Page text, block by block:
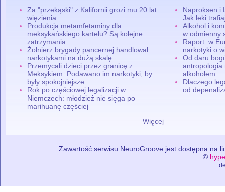
Za "przekąski" z Kalifornii grozi mu 20 lat
więzienia
Produkcja metamfetaminy dla
meksykańskiego kartelu? Są kolejne
zatrzymania
Żołnierz brygady pancernej handlował
narkotykami na dużą skalę
Przemycali dzieci przez granicę z
Meksykiem. Podawano im narkotyki, by
były spokojniejsze
Rok po częściowej legalizacji w
Niemczech: młodzież nie sięga po
marihuanę częściej
Więcej
Naproksen i
Jak leki
Alkohol i
w odmienny
Raport: w
narkotyki o
Od daru
antropologia
alkoholem
Dlaczego
od
Zawartość serwisu NeuroGroove jest dostępna na
©